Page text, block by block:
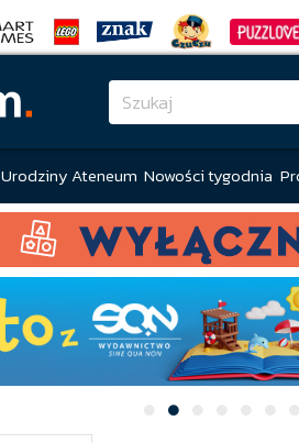
Urodziny Ateneum Nowości tygodnia